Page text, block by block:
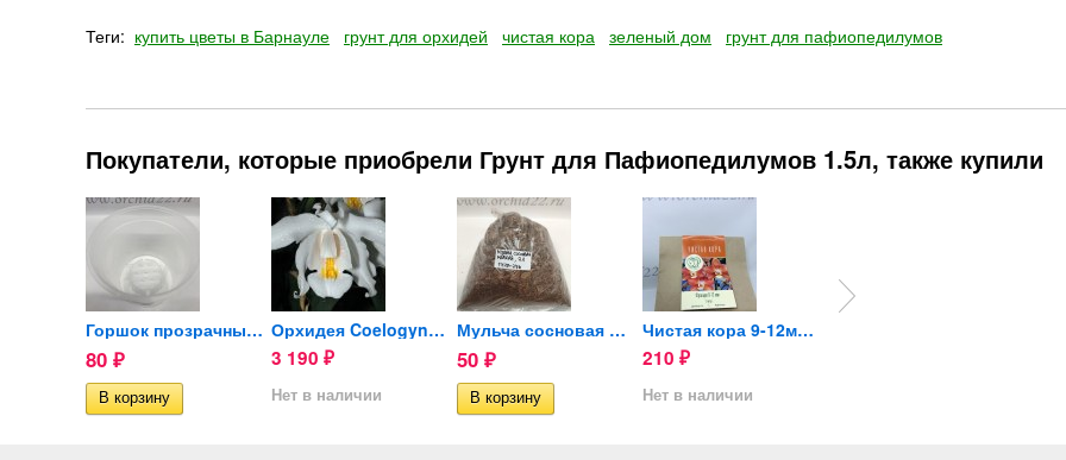
Теги: купить цветы в Барнауле грунт для орхидей чистая кора зеленый дом грунт для пафиопедилумов
Покупатели, которые приобрели Грунт для Пафиопедилумов 1.5л, также купили
Горшок прозрачный для...
80 ₽
Орхидея Coelogyne cristata...
3 190 ₽
Нет в наличии
Мульча сосновая мелкая...
50 ₽
Чистая кора 9-12мм 2л
210 ₽
Нет в наличии